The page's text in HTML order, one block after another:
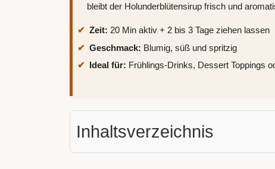
bleibt der Holunderblütensirup frisch und
Zeit: 20 Min aktiv + 2 bis 3 Tage ziehen lassen
Geschmack: Blumig, süß und spritzig
Ideal für: Frühlings-Drinks, Dessert Toppings
Inhaltsverzeichnis